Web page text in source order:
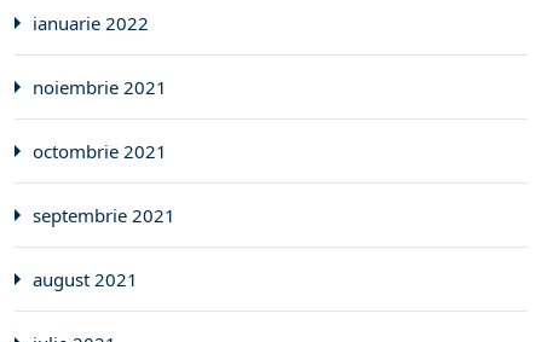
ianuarie 2022
noiembrie 2021
octombrie 2021
septembrie 2021
august 2021